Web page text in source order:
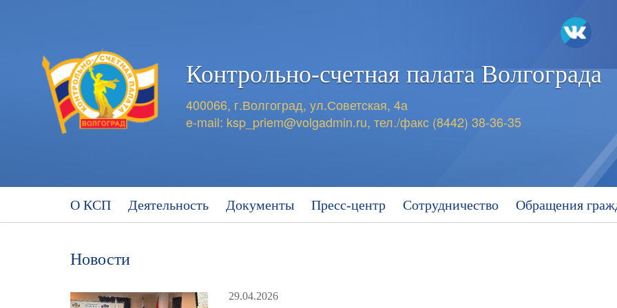
Контрольно-счетная палата Волгограда
400066, г.Волгоград, ул.Советская, 4а
e-mail: ksp_priem@volgadmin.ru, тел./факс (8442) 38-36-35
О КСП Деятельность Документы Пресс-центр Сотрудничество Обращения
Новости
29.04.2026